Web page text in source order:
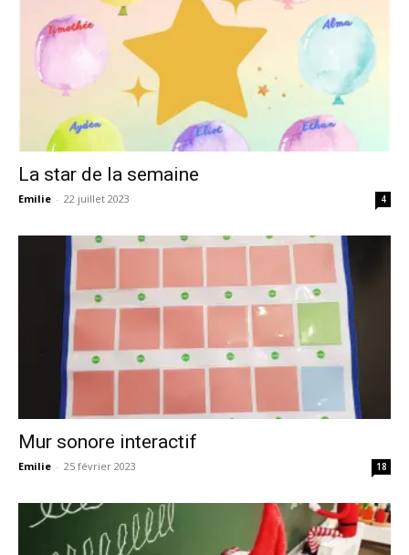
La star de la semaine
Emilie - 22 juillet 2023 4
Mur sonore interactif
Emilie - 25 février 2023 18